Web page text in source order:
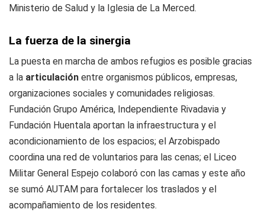
Ministerio de Salud y la Iglesia de La Merced.
La fuerza de la sinergia
La puesta en marcha de ambos refugios es posible gracias
a la articulación entre organismos públicos, empresas,
organizaciones sociales y comunidades religiosas.
Fundación Grupo América, Independiente Rivadavia y
Fundación Huentala aportan la infraestructura y el
acondicionamiento de los espacios; el Arzobispado
coordina una red de voluntarios para las cenas; el Liceo
Militar General Espejo colaboró con las camas y este año
se sumó AUTAM para fortalecer los traslados y el
acompañamiento de los residentes.